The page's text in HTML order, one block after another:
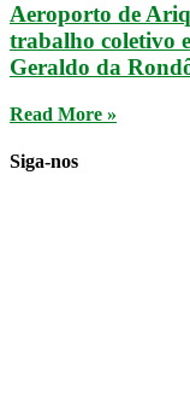
Aeroporto de
trabalho coletivo
Geraldo da
Read More »
Siga-nos